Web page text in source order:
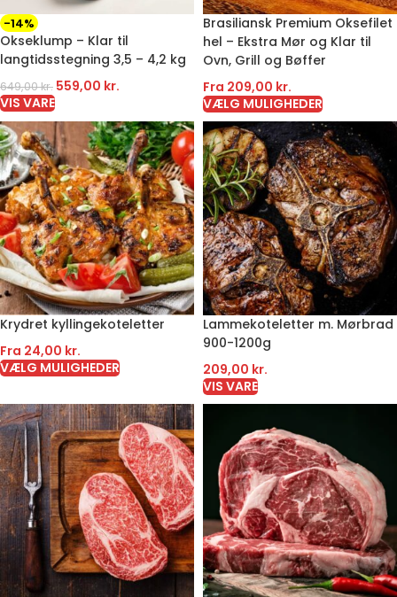
-14%
Okseklump – Klar til
langtidsstegning 3,5 – 4,2 kg
649,00kr. 559,00 kr.
VIS VARE
Brasiliansk Premium Oksefilet
hel – Ekstra Mør og Klar til
Ovn, Grill og Bøffer
Fra 209,00 kr.
VÆLG MULIGHEDER
Krydret kyllingekoteletter
Fra 24,00 kr.
VÆLG MULIGHEDER
Lammekoteletter m. Mørbrad
900-1200g
209,00 kr.
VIS VARE